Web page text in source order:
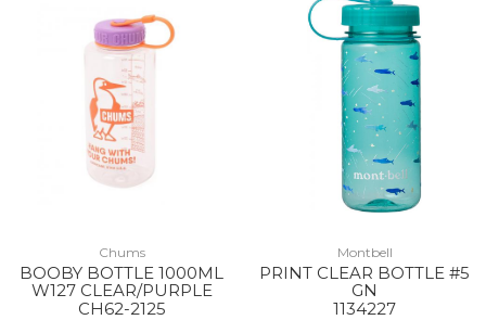
Chums
BOOBY BOTTLE 1000ML
W127 CLEAR/PURPLE
CH62-2125
Montbell
PRINT CLEAR BOTTLE #5
GN
1134227